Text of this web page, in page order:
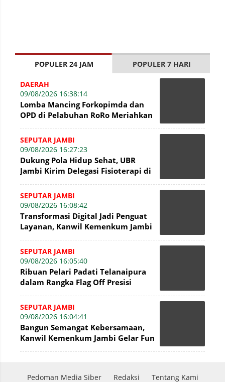
POPULER 24 JAM POPULER 7 HARI
DAERAH
09/08/2026 16:38:14
Lomba Mancing Forkopimda dan
OPD di Pelabuhan RoRo Meriahkan
Barat
SEPUTAR JAMBI
09/08/2026 16:27:23
Dukung Pola Hidup Sehat, UBR
Jambi Kirim Delegasi Fisioterapi di
SEPUTAR JAMBI
09/08/2026 16:08:42
Transformasi Digital Jadi Penguat
Layanan, Kanwil Kemenkum Jambi
SEPUTAR JAMBI
09/08/2026 16:05:40
Ribuan Pelari Padati Telanaipura
dalam Rangka Flag Off Presisi
SEPUTAR JAMBI
09/08/2026 16:04:41
Bangun Semangat Kebersamaan,
Kanwil Kemenkum Jambi Gelar Fun
Pedoman Media Siber Redaksi Tentang Kami